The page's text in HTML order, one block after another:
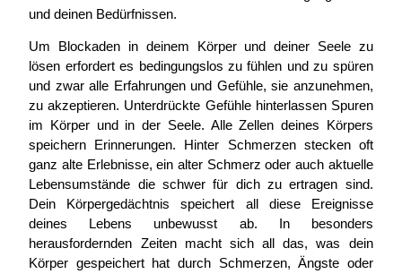
und deinen Bedürfnissen.
Um Blockaden in deinem Körper und deiner Seele zu
lösen erfordert es bedingungslos zu fühlen und zu spüren
und zwar alle Erfahrungen und Gefühle, sie anzunehmen,
zu akzeptieren. Unterdrückte Gefühle hinterlassen Spuren
im Körper und in der Seele. Alle Zellen deines Körpers
speichern Erinnerungen. Hinter Schmerzen stecken oft
ganz alte Erlebnisse, ein alter Schmerz oder auch aktuelle
Lebensumstände die schwer für dich zu ertragen sind.
Dein Körpergedächtnis speichert all diese Ereignisse
deines Lebens unbewusst ab. In besonders
herausfordernden Zeiten macht sich all das, was dein
Körper gespeichert hat durch Schmerzen, Ängste oder